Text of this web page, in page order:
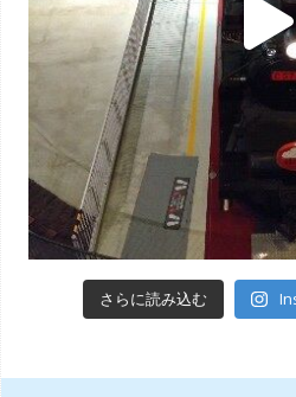
さらに読み込む